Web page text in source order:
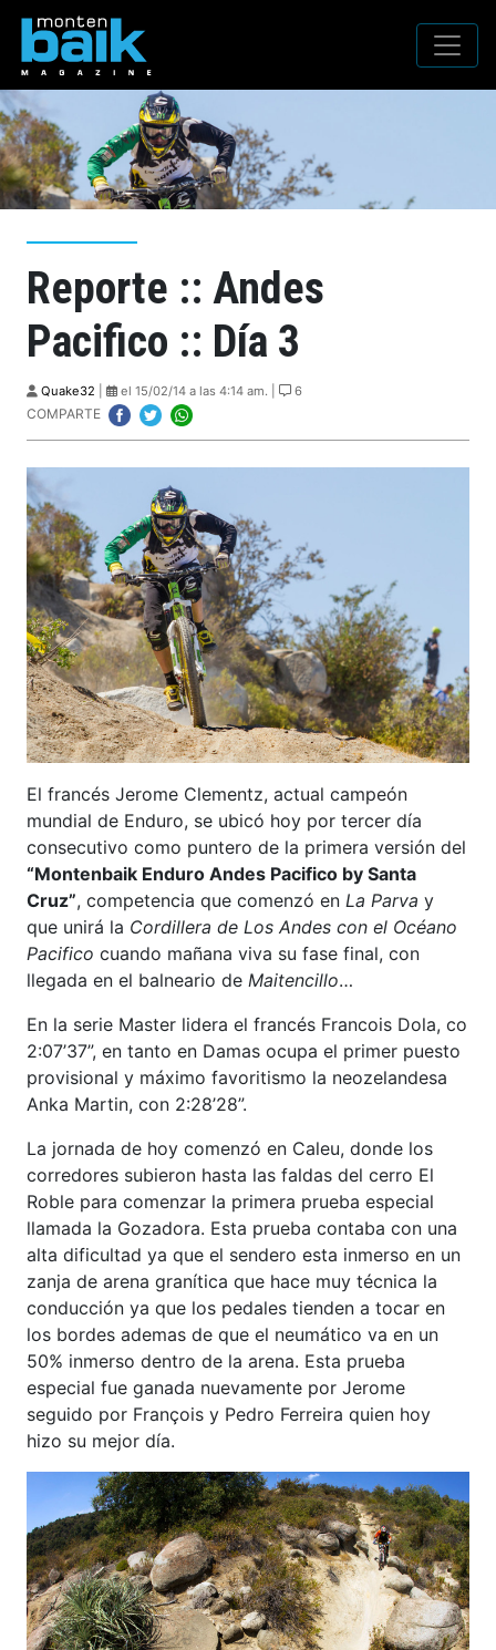
Reporte :: Andes
Pacifico :: Día 3
Quake32 el 15/02/14 a las 4:14 am. | 6
COMPARTE
El francés Jerome Clementz, actual campeón
mundial de Enduro, se ubicó hoy por tercer día
consecutivo como puntero de la primera versión del
“Montenbaik Enduro Andes Pacifico by Santa
Cruz”, competencia que comenzó en La Parva y
que unirá la Cordillera de Los Andes con el Océano
Pacifico cuando mañana viva su fase final, con
llegada en el balneario de Maitencillo…
En la serie Master lidera el francés Francois Dola, co
2:07’37”, en tanto en Damas ocupa el primer puesto
provisional y máximo favoritismo la neozelandesa
Anka Martin, con 2:28’28”.
La jornada de hoy comenzó en Caleu, donde los
corredores subieron hasta las faldas del cerro El
Roble para comenzar la primera prueba especial
llamada la Gozadora. Esta prueba contaba con una
alta dificultad ya que el sendero esta inmerso en un
zanja de arena granítica que hace muy técnica la
conducción ya que los pedales tienden a tocar en
los bordes ademas de que el neumático va en un
50% inmerso dentro de la arena. Esta prueba
especial fue ganada nuevamente por Jerome
seguido por François y Pedro Ferreira quien hoy
hizo su mejor día.